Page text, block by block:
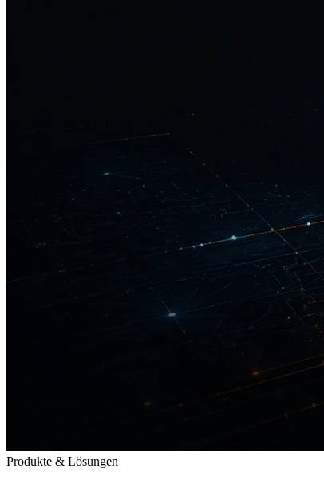
Produkte & Lösungen